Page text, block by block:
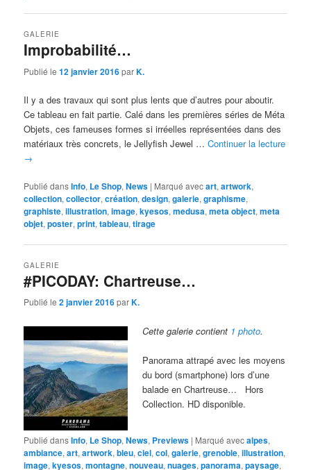
Improbabilité…
GALERIE
Publié le12 janvier 2016parK.
Il y a des travaux qui sont plus lents que d’autres pour aboutir.
Ce tableau en fait partie. Calé dans les premières séries de Méta
Objets, ces fameuses formes si irréelles représentées dans des
matériaux très concrets, le Jellyfish Jewel …Continuer la lecture
→
Publié dansInfo, Le Shop,News | Marqué avecart,artwork,
collection,collector,création,design,galerie,graphisme,
graphiste,illustration,image,kyesos,medusa,meta object,meta
objet,poster,print,tableau,tirage
#PICODAY: Chartreuse…
GALERIE
Publié le2 janvier 2016parK.
Cette galerie contient 1 photo.
Panorama attrapé avec les moyens
du bord (smartphone) lors d’une
balade en Chartreuse… Hors
Collection. HD disponible.
Publié dansInfo, Le Shop,News, Previews | Marqué avecalpes,
ambiance,art,artwork,bleu,ciel,col,galerie,grenoble,illustration,
image,kyesos,montagne,nouveau,nuages,panorama,paysage,